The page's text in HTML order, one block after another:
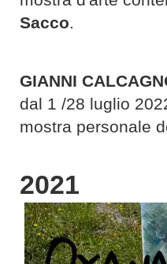
Sacco.
GIANNI
dal 1 /28 luglio
mostra personale
2021